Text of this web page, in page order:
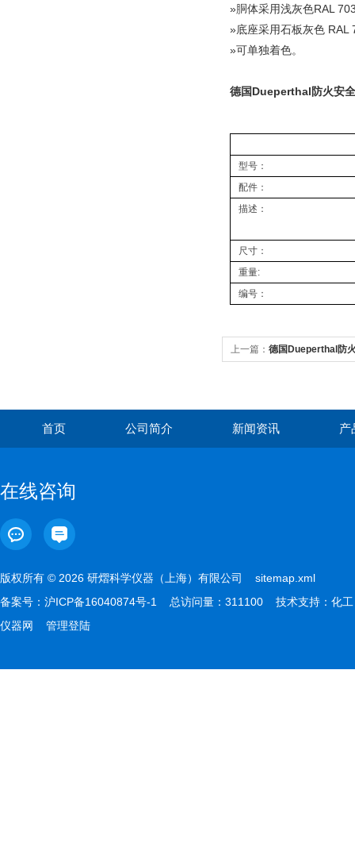
»胴体采用浅灰色RAL
»底座采用石板灰色 RAL
»可单独着色。
德国Dueperthal防火安
型号：
配件：
描述：
尺寸：
重量:
编号：
上一篇： 德国Dueperthal防
首页 公司简介 新闻资讯 产
在线咨询
版权所有 © 2026 研熠科学仪器（上海）有限公司 sitemap.xml
备案号： 沪ICP备16040874号-1 总访问量：311100 技术支持： 化工
仪器网
管理登陆